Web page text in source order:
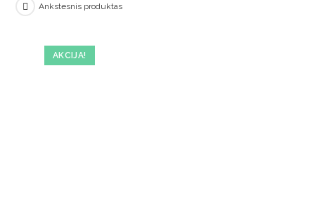
AKCIJA!
Ankstesnis produktas